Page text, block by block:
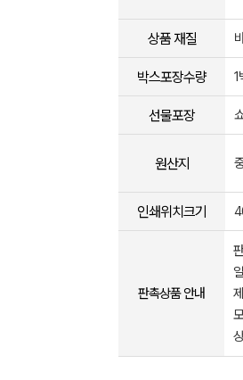
상품 재질
박스포장수량 1
선물포장
원산지
인쇄위치크기
판촉상품 안내